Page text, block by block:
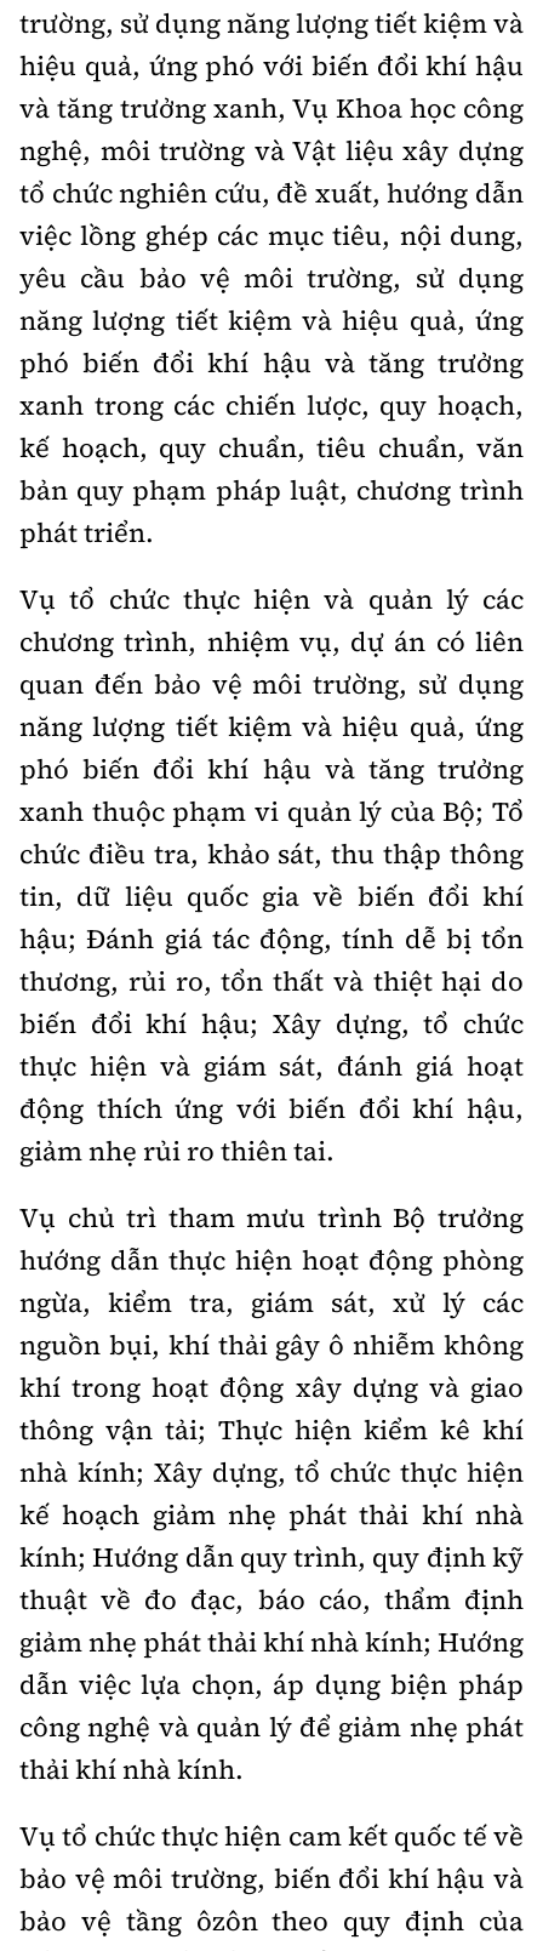
trường, sử dụng năng lượng tiết kiệm và
hiệu quả, ứng phó với biến đổi khí hậu
và tăng trưởng xanh, Vụ Khoa học công
nghệ, môi trường và Vật liệu xây dựng
tổ chức nghiên cứu, đề xuất, hướng dẫn
việc lồng ghép các mục tiêu, nội dung,
yêu cầu bảo vệ môi trường, sử dụng
năng lượng tiết kiệm và hiệu quả, ứng
phó biến đổi khí hậu và tăng trưởng
xanh trong các chiến lược, quy hoạch,
kế hoạch, quy chuẩn, tiêu chuẩn, văn
bản quy phạm pháp luật, chương trình
phát triển.
Vụ tổ chức thực hiện và quản lý các
chương trình, nhiệm vụ, dự án có liên
quan đến bảo vệ môi trường, sử dụng
năng lượng tiết kiệm và hiệu quả, ứng
phó biến đổi khí hậu và tăng trưởng
xanh thuộc phạm vi quản lý của Bộ; Tổ
chức điều tra, khảo sát, thu thập thông
tin, dữ liệu quốc gia về biến đổi khí
hậu; Đánh giá tác động, tính dễ bị tổn
thương, rủi ro, tổn thất và thiệt hại do
biến đổi khí hậu; Xây dựng, tổ chức
thực hiện và giám sát, đánh giá hoạt
động thích ứng với biến đổi khí hậu,
giảm nhẹ rủi ro thiên tai.
Vụ chủ trì tham mưu trình Bộ trưởng
hướng dẫn thực hiện hoạt động phòng
ngừa, kiểm tra, giám sát, xử lý các
nguồn bụi, khí thải gây ô nhiễm không
khí trong hoạt động xây dựng và giao
thông vận tải; Thực hiện kiểm kê khí
nhà kính; Xây dựng, tổ chức thực hiện
kế hoạch giảm nhẹ phát thải khí nhà
kính; Hướng dẫn quy trình, quy định kỹ
thuật về đo đạc, báo cáo, thẩm định
giảm nhẹ phát thải khí nhà kính; Hướng
dẫn việc lựa chọn, áp dụng biện pháp
công nghệ và quản lý để giảm nhẹ phát
thải khí nhà kính.
Vụ tổ chức thực hiện cam kết quốc tế về
bảo vệ môi trường, biến đổi khí hậu và
bảo vệ tầng ôzôn theo quy định của